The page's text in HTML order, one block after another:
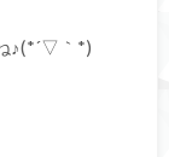
♪(*´▽｀*)